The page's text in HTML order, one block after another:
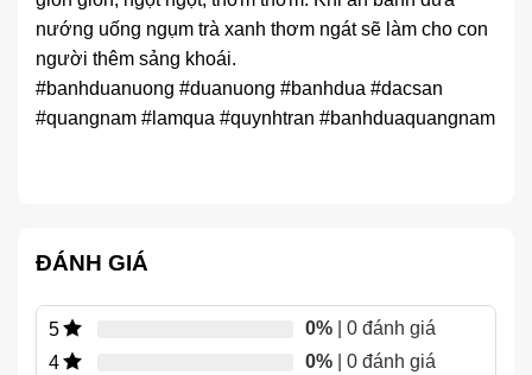
nướng uống ngụm trà xanh thơm ngát sẽ làm cho con
người thêm sảng khoái.
#banhduanuong #duanuong #banhdua #dacsan
#quangnam #lamqua #quynhtran #banhduaquangnam
ĐÁNH GIÁ
5 0% | 0 đánh giá
4
0% | 0 đánh giá